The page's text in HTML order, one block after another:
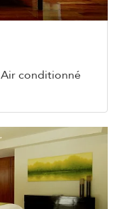
Air conditionné